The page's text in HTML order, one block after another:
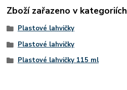
Zboží zařazeno v kategoriích
Plastové lahvičky
Plastové lahvičky
Plastové lahvičky 115 ml